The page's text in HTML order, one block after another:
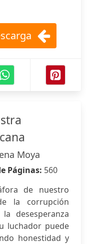
Moya
Páginas: 560
de nuestro
la corrupción
desesperanza
luchador puede
honestidad y